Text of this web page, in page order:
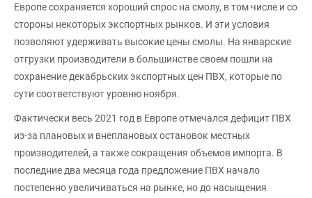
Европе сохраняется хороший спрос на смолу, в том числе и со
стороны некоторых экспортных рынков. И эти условия
позволяют удерживать высокие цены смолы. На январские
отгрузки производители в большинстве своем пошли на
сохранение декабрьских экспортных цен ПВХ, которые по
сути соответствуют уровню ноября.
Фактически весь 2021 год в Европе отмечался дефицит ПВХ
из-за плановых и внеплановых остановок местных
производителей, а также сокращения объемов импорта. В
последние два месяца года предложение ПВХ начало
постепенно увеличиваться на рынке, но до насыщения